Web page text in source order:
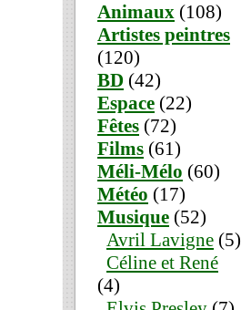
Animaux (108)
Artistes peintres
(120)
BD (42)
Espace (22)
Fêtes (72)
Films (61)
Méli-Mélo (60)
Météo (17)
Musique (52)
Avril Lavigne (5)
Céline et René
(4)